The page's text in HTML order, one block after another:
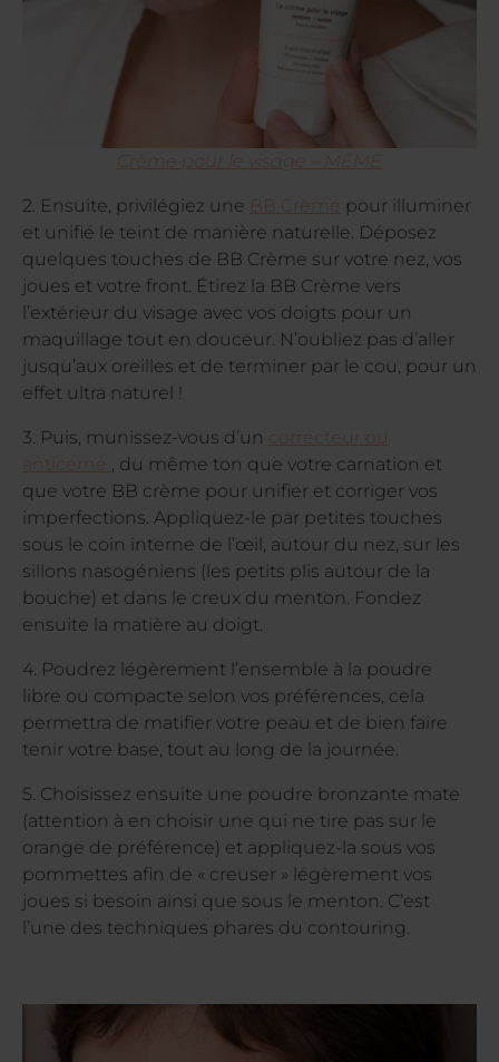
Crème pour le visage – MÊME
2. Ensuite, privilégiez une BB Crème
pour illuminer
et unifié le teint de manière naturelle. Déposez
quelques touches de BB Crème sur votre nez, vos
joues et votre front. Étirez la BB Crème vers
l’extérieur du visage avec vos doigts pour un
maquillage tout en douceur. N’oubliez pas d’aller
jusqu’aux oreilles et de terminer par le cou, pour un
effet ultra naturel !
3. Puis, munissez-vous d’un
correcteur ou
anticerne , du même ton que votre carnation et
que votre BB crème pour unifier et corriger vos
imperfections. Appliquez-le par petites touches
sous le coin interne de l’œil, autour du nez, sur les
sillons nasogéniens (les petits plis autour de la
bouche) et dans le creux du menton. Fondez
ensuite la matière au doigt.
4. Poudrez légèrement l’ensemble à la poudre
libre ou compacte selon vos préférences, cela
permettra de matifier votre peau et de bien faire
tenir votre base, tout au long de la journée.
5. Choisissez ensuite une poudre bronzante mate
(attention à en choisir une qui ne tire pas sur le
orange de préférence) et appliquez-la sous vos
pommettes afin de « creuser » légèrement vos
joues si besoin ainsi que sous le menton. C’est
l’une des techniques phares du contouring.